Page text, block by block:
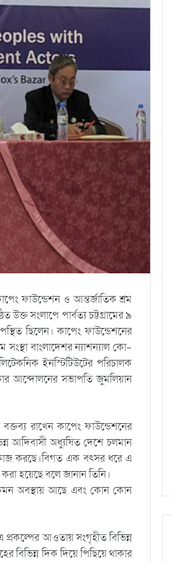
ফাউন্ডেশন ও আন্তর্জাতিক শ্রম
সংলাপে পার্বত্য চট্টগ্রামের ৯
ছিলেন। কাপেং ফাউন্ডেশনের
সংস্থা বাংলাদেশর ন্যাশন্যাল কো-
ইনস্টিটিউটের পরিচালক
আন্দোলনের সভাপতি জুমলিয়ান
রাখেন কাপেং ফাউন্ডেশনের
আদিবাসী অধ্যুষিত দেশে চলমান
করছে।বিগত এক বৎসর ধরে এ
হয়েছে বলে জানান তিনি।
অবস্থায় আছে এবং কোন কোন
প্রকল্পের আওতায় সংগৃহীত বিভিন্ন
বিভিন্ন দিক দিয়ে পিছিয়ে থাকার